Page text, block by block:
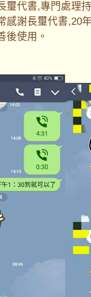
璽代書,專門處理
感謝長璽代書,20
後使用。